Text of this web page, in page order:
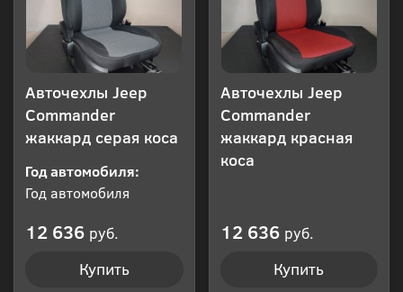
Авточехлы Jeep
Commander
жаккард серая коса
Год автомобиля:
Год автомобиля
12 636 руб.
Купить
Авточехлы Jeep
Commander
жаккард красная
коса
12 636 руб.
Купить